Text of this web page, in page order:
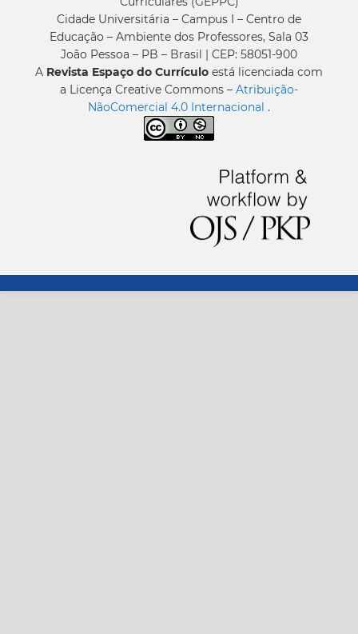
Cidade Universitária – Campus I – Centro de
Educação – Ambiente dos Professores, Sala 03
João Pessoa – PB – Brasil | CEP: 58051-900
A Revista Espaço do Currículo está licenciada com
a Licença Creative Commons – Atribuição-
NãoComercial 4.0 Internacional .